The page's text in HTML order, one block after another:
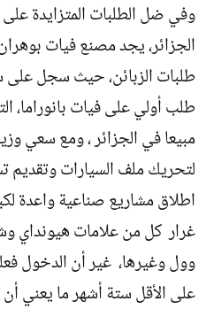
وفي ضل الطلبات المتزايدة
الجزائر، يجد مصنع فيات
طلب أولي على فيات بانوراما،
مبيعا في الجزائر ، ومع سعي
لتحريك ملف السيارات
اطلاق مشاريع صناعية واعدة
غرار كل من علامات هيونداي
وول وغيرها، غير أن الدخول
على الأقل ستة أشهر ما يعني